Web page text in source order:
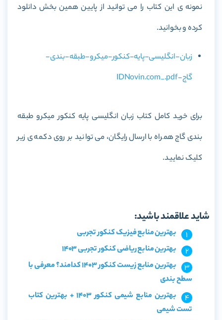
نمونه ی این کتاب را می توانید از پایین همین بخش دانلود
کرده و بخوانید.
زبان-انگلیسی-پایه-کنکور-میکرو-طبقه-بندی-
گاج-IDNovin.com_.pdf
برای خرید کامل کتاب زبان انگلیسی پایه کنکور میکرو طبقه
بندی گاجهمراه با ارسال رایگان، می توانید بر روی دکمه ی زیر
کلیک نمایید.
شاید علاقمند باشید:
بهترین منابع فیزیک کنکور تجربی
بهترین منابع ریاضی کنکور تجربی 1403
بهترین منابع زیست کنکور 1403 کدامند؟ معرفی با
سطح بندی
بهترین منابع شیمی کنکور 1403 + بهترین کتاب
تست شیمی